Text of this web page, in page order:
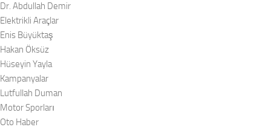
Dr. Abdullah Demir
Elektrikli Araçlar
Enis Büyüktaş
Hakan Öksüz
Hüseyin Yayla
Kampanyalar
Lutfullah Duman
Motor Sporları
Oto Haber